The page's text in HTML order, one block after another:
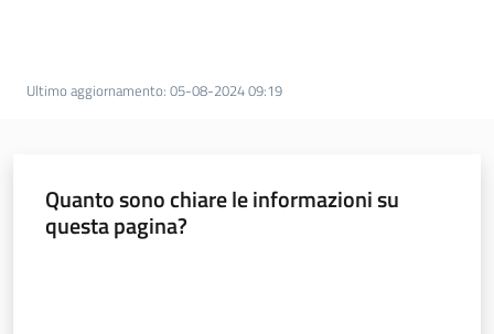
Argomenti
Ultimo aggiornamento: 05-08-2024 09:19
Quanto sono chiare le informazioni su
questa pagina?